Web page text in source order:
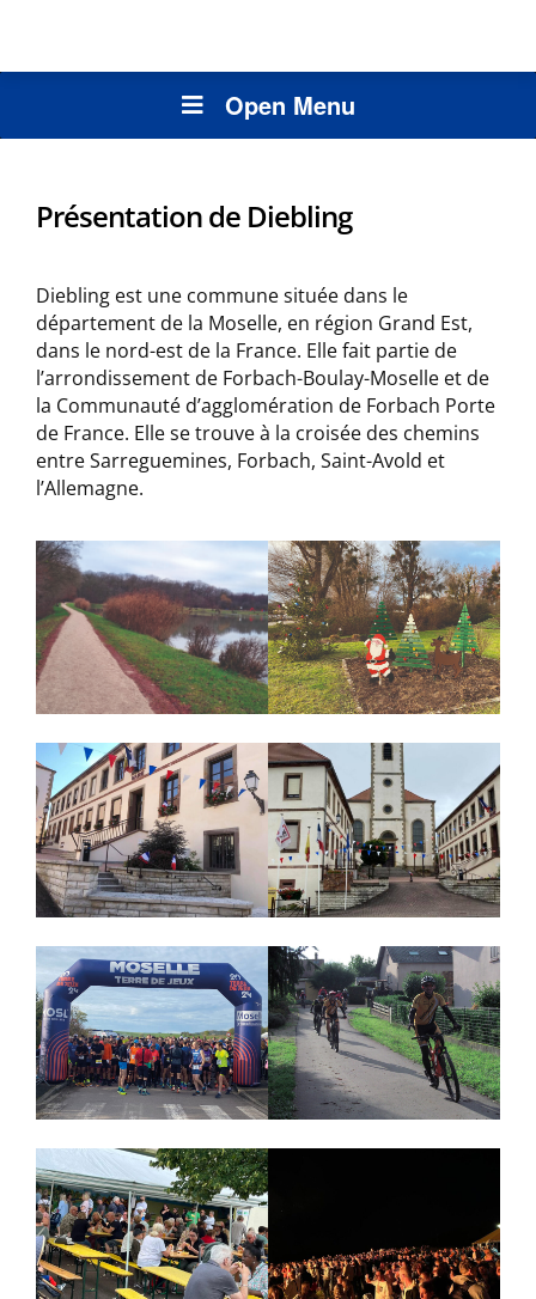
Open Menu
Présentation de Diebling
Diebling est une commune située dans le
département de la Moselle, en région Grand Est,
dans le nord-est de la France. Elle fait partie de
l’arrondissement de Forbach-Boulay-Moselle et de
la Communauté d’agglomération de Forbach Porte
de France. Elle se trouve à la croisée des chemins
entre Sarreguemines, Forbach, Saint-Avold et
l’Allemagne.